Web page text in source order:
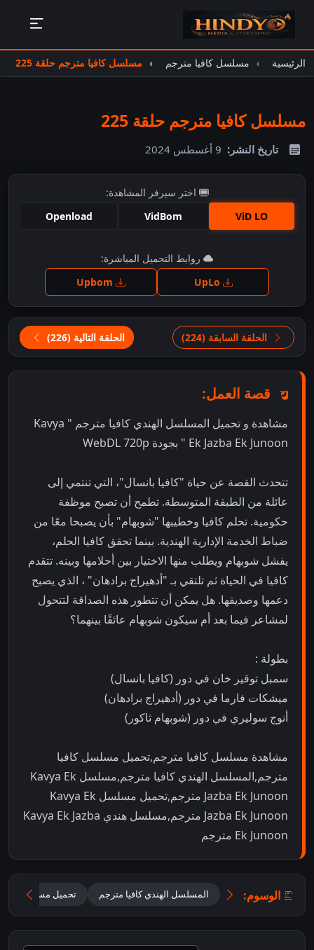
الرئيسية مسلسل كافيا مترجم مسلسل كافيا مترجم حلقة 225
مسلسل كافيا مترجم حلقة 225
تاريخ النشر: 9 أغسطس 2024
اختر سيرفر المشاهدة:
ViD LO
VidBom
Openload
اضغط للمشاهدة
روابط التحميل المباشرة:
الحلقة السابقة (224) الحلقة التالية (226)
قصة العمل:
مشاهدة و تحميل المسلسل الهندي كافيا مترجم " Kavya
Ek Jazba Ek Junoon " بجودة WebDL 720p
تتحدث القصة عن حياة "كافيا بانسال"، التي تنتمي إلى
عائلة من الطبقة المتوسطة. تطمح أن تصبح موظفة
حكومية. تحلم كافيا وخطيبها "شوبهام" بأن يصبحا معًا من
ضباط الخدمة الإدارية الهندية. بينما تحقق كافيا الحلم،
يفشل شوبهام ويطلب منها الاختيار بين أحلامها وبينه. تتقدم
كافيا في الحياة ثم تلتقي بـ "أدهيراج برادهان" ، الذي يصبح
دعمها وصديقها. هل يمكن أن تتطور هذه الصداقة لتتحول
لمشاعر فيما بعد أم سيكون شوبهام عائقًا بينهما؟
بطولة :
سمبل توقير خان في دور (كافيا بانسال)
ميشكات فارما في دور (أدهيراج برادهان)
أنوج سوليري في دور (شوبهام ثاكور)
مشاهدة مسلسل كافيا مترجم,تحميل مسلسل كافيا
مترجم,المسلسل الهندي كافيا مترجم,مسلسل Kavya Ek
Jazba Ek Junoon مترجم,تحميل مسلسل Kavya Ek
Jazba Ek Junoon مترجم,مسلسل هندي Kavya Ek Jazba
Ek Junoon مترجم
الوسوم: المسلسل الهندي كافيا مترجم تحميل مسلسل Kavya Ek Jazba Ek Junoon مترجم